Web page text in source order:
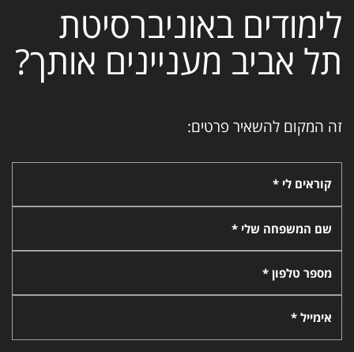
לימודים באוניברסיטת
תל אביב מעניינים אותך?
זה המקום להשאיר פרטים:
קוראים לי *
שם המשפחה שלי *
מספר טלפון *
אימייל *